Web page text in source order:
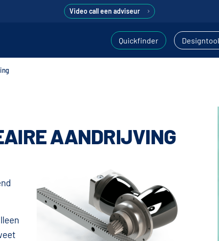
Video call een adviseur
Quickfinder Designtool
AANDRIJVING